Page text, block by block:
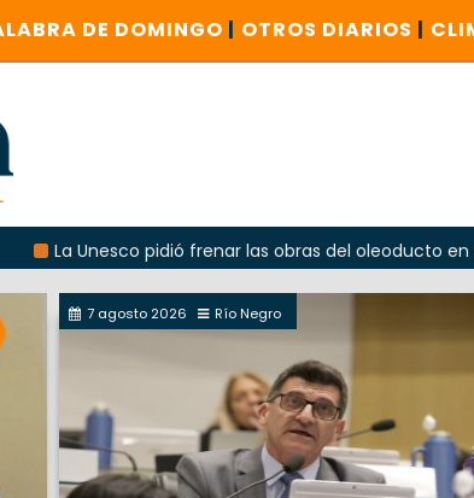
DE DOMINGO | OTROS DIARIOS |
pidió frenar las obras del oleoducto en Punta
7 agosto 2026 Río Negro